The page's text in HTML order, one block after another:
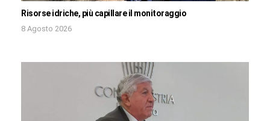
Risorse idriche, più capillare il monitoraggio
8 Agosto 2026